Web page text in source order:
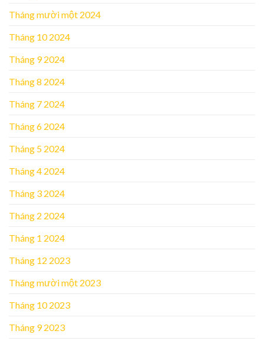
Tháng mười một 2024
Tháng 10 2024
Tháng 9 2024
Tháng 8 2024
Tháng 7 2024
Tháng 6 2024
Tháng 5 2024
Tháng 4 2024
Tháng 3 2024
Tháng 2 2024
Tháng 1 2024
Tháng 12 2023
Tháng mười một 2023
Tháng 10 2023
Tháng 9 2023